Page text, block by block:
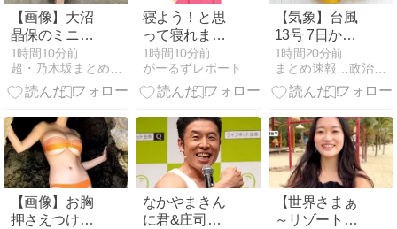
【画像】大沼
晶保のミニス
カむちむち太
もも！【ぬ
ま】【櫻坂
1時間10分前
超・乃木坂まとめ誕生！
寝よう！と思
って寝れます
か？
1時間10分前
がーるずレポート
【気象】台風
13号 7日から
沖縄を直撃 動
き遅く影響が
長引く 九州南
なる恐れ
1時間20分前
まとめ速報…政治芸能ワンダーランド
【画像】お胸
押さえつけて
なかやまきん
に君&庄司智
【世界さまぁ
～リゾート総